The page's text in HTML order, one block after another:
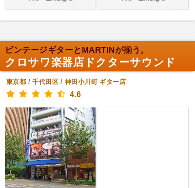
ビンテージギターとMARTINが揃う。
クロサワ楽器店ドクターサウンド
東京都 /千代田区/神田小川町 ギター店
4.6